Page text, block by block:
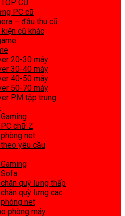
CŨ
PC cũ
– đầu thu cũ
kiện cũ khác
20-30 máy
30-40 máy
40-50 máy
50-70 máy
PM tập trung
PC chữ Z
phòng net
theo yêu cầu
Sofa
chân quỳ lưng thấp
chân quỳ lưng cao
phòng net
phòng máy